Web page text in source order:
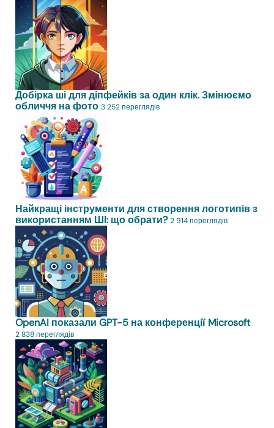
Добірка ші для діпфейків за один клік. Змінюємо
обличчя на фото 3 252 переглядів
Найкращі інструменти для створення логотипів з
використанням ШІ: що обрати? 2 914 переглядів
OpenAI показали GPT-5 на конференції Microsoft
2 838 переглядів